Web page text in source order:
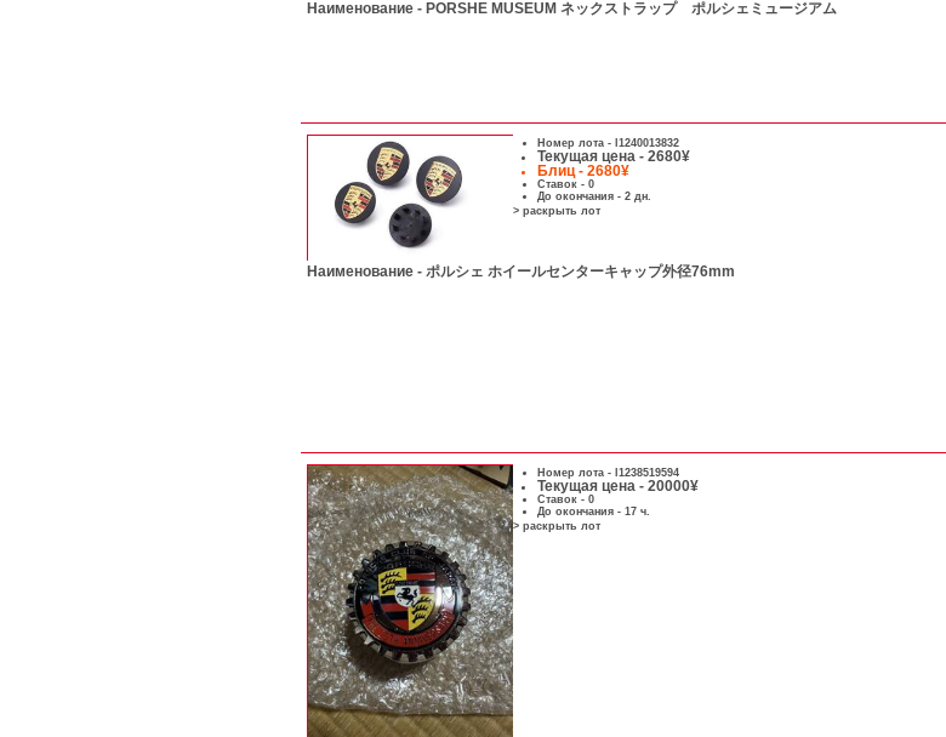
Наименование - PORSHE MUSEUM ネックストラップ ポルシェミュージアム
Номер лота - l1240013832
Текущая цена - 2680¥
Блиц - 2680¥
Ставок - 0
До окончания - 2 дн.
> раскрыть лот
Наименование - ポルシェ ホイールセンターキャップ外径76mm
Номер лота - l1238519594
Текущая цена - 20000¥
Ставок - 0
До окончания - 17 ч.
> раскрыть лот